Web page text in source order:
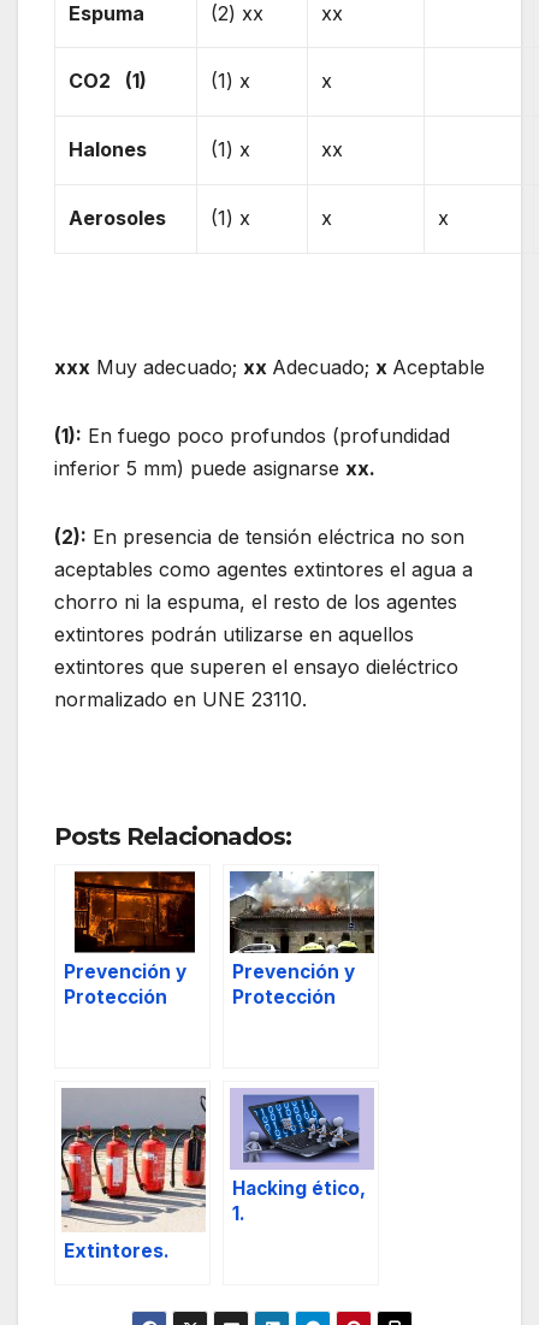
Espuma (2) xx xx
CO2 (1) (1) x x
Halones (1) x xx
Aerosoles (1) x x x
xxx Muy adecuado; xx Adecuado; x Aceptable
(1): En fuego poco profundos (profundidad
inferior 5 mm) puede asignarse xx.
(2): En presencia de tensión eléctrica no son
aceptables como agentes extintores el agua a
chorro ni la espuma, el resto de los agentes
extintores podrán utilizarse en aquellos
extintores que superen el ensayo dieléctrico
normalizado en UNE 23110.
Posts Relacionados:
Prevención y
Protección
Prevención y
Protección
Extintores.
Hacking ético,
1.